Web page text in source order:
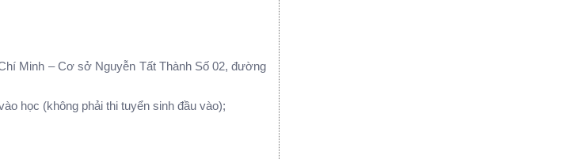
Minh – Cơ sở Nguyễn Tất Thành Số 02, đường
học (không phải thi tuyển sinh đầu vào);